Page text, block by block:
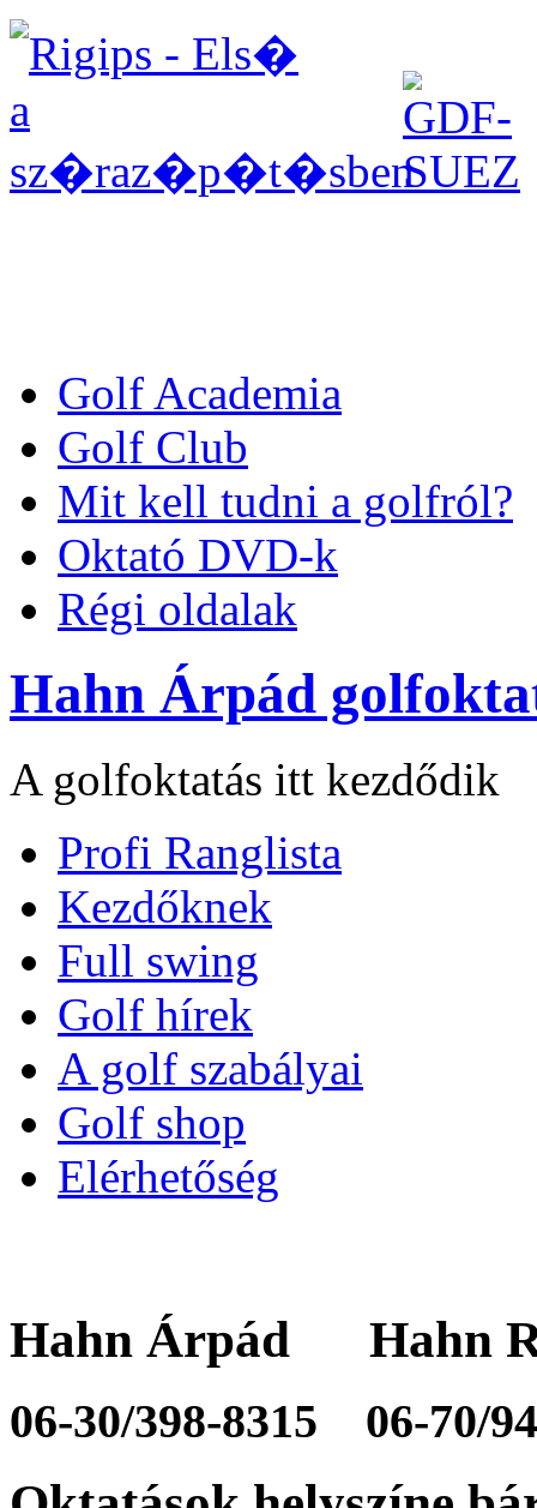
Golf Academia
Golf Club
Mit kell tudni a golfról?
Oktató DVD-k
Régi oldalak
Hahn Árpád
A golfoktatás itt kezdődik
Profi Ranglista
Kezdőknek
Full swing
Golf hírek
A golf szabályai
Golf shop
Elérhetőség
Hahn Árpád Hahn
06-30/398-8315 06-70/